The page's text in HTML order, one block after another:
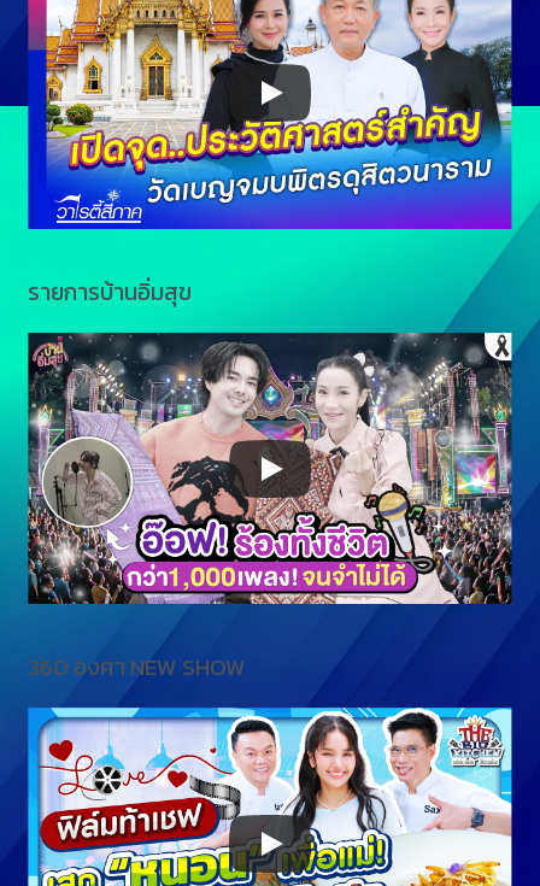
รายการบ้านอิ่มสุข
360 องศา NEW SHOW